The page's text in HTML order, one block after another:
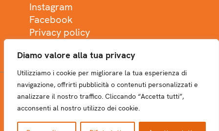
Diamo valore alla tua privacy
Utilizziamo i cookie per migliorare la tua esperienza di
navigazione, offrirti pubblicità o contenuti personalizzati e
analizzare il nostro traffico. Cliccando “Accetta tutti”,
acconsenti al nostro utilizzo dei cookie.
Instagram
Facebook
Privacy policy
NEWSLETTER